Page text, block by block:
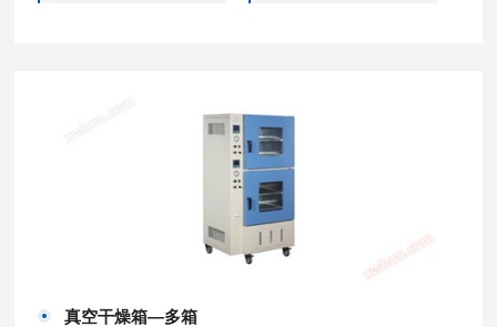
真空干燥箱—多箱